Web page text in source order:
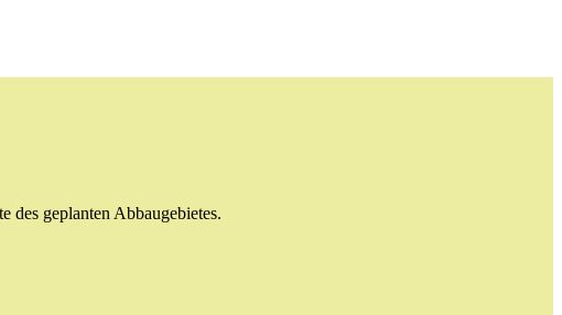
des geplanten Abbaugebietes.